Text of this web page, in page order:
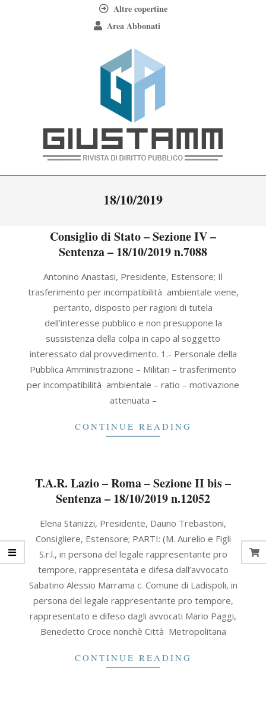
Altre copertine
Area Abbonati
Giustamm
18/10/2019
Consiglio di Stato – Sezione IV –
Sentenza – 18/10/2019 n.7088
18
Antonino Anastasi, Presidente, Estensore; Il
trasferimento per incompatibilità ambientale viene,
pertanto, disposto per ragioni di tutela
dell’interesse pubblico e non presuppone la
sussistenza della colpa in capo al soggetto
interessato dal provvedimento. 1.- Personale della
Pubblica Amministrazione – Militari – trasferimento
per incompatibilità ambientale – ratio – motivazione
attenuata –
CONTINUE READING
T.A.R. Lazio – Roma – Sezione II bis –
Sentenza – 18/10/2019 n.12052
18
Elena Stanizzi, Presidente, Dauno Trebastoni,
Consigliere, Estensore; PARTI: (M. Aurelio e Figli
S.r.l., in persona del legale rappresentante pro
tempore, rappresentata e difesa dall’avvocato
Sabatino Alessio Marrama c. Comune di Ladispoli, in
persona del legale rappresentante pro tempore,
rappresentato e difeso dagli avvocati Mario Paggi,
Benedetto Croce nonchè Città Metropolitana
CONTINUE READING